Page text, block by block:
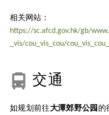
相关网站：
https://sc.afcd.gov.hk/gb/
_vis/cou_vis_cou/
交通
如规划前往大潭郊野公园 的